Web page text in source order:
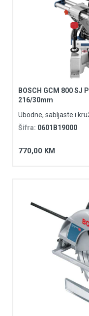
BOSCH GCM 800 SJ
216/30mm
Ubodne, sabljaste i
Šifra: 0601B19000
770,00 KM